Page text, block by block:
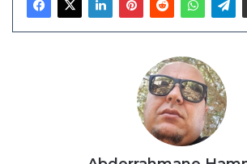
d’OpenAI, transforment des tâches
clics.
WhatsApp : Meta met
ChatGPT et Copilot